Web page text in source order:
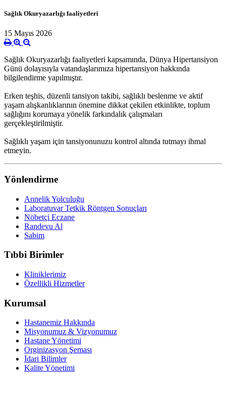
Sağlık Okuryazarlığı faaliyetleri
15 Mayıs 2026
Sağlık Okuryazarlığı faaliyetleri kapsamında, Dünya Hipertansiyon
Günü dolayısıyla vatandaşlarımıza hipertansiyon hakkında
bilgilendirme yapılmıştır.
Erken teşhis, düzenli tansiyon takibi, sağlıklı beslenme ve aktif
yaşam alışkanlıklarının önemine dikkat çekilen etkinlikte, toplum
sağlığını korumaya yönelik farkındalık çalışmaları
gerçekleştirilmiştir.
Sağlıklı yaşam için tansiyonunuzu kontrol altında tutmayı ihmal
etmeyin.
Yönlendirme
Annelik Yolculuğu
Laboratuvar Tetkik Röntgen Sonuçları
Nöbetçi Eczane
Randevu Al
Sabim
Tıbbi Birimler
Kliniklerimiz
Özellikli Hizmetler
Kurumsal
Hastanemiz Hakkında
Misyonumuz & Vizyonumuz
Hastane Yönetimi
Orginizasyon Şeması
İdari Bilimler
Kalite Yönetimi